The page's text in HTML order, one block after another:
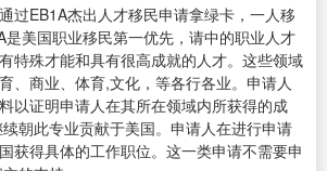
过EB1A杰出人才移民申请拿绿卡，一人移
是美国职业移民第一优先，请中的职业人才
特殊才能和具有很高成就的人才。这些领域
、商业、体育,文化，等各行各业。申请人
以证明申请人在其所在领域内所获得的成
朝此专业贡献于美国。申请人在进行申请
获得具体的工作职位。这一类申请不需要申